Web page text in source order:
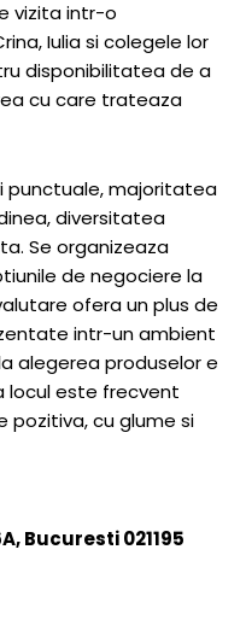
vizita intr-o
Iulia si colegele lor
disponibilitatea de a
cu care trateaza
punctuale, majoritatea
diversitatea
Se organizeaza
de negociere la
ofera un plus de
intr-un ambient
alegerea produselor e
locul este frecvent
cu glume si
Bucuresti 021195